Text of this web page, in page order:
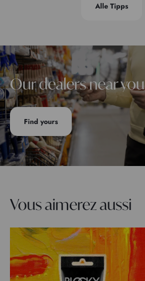
Alle Tipps
Our dealers near you
Find yours
Vous aimerez aussi